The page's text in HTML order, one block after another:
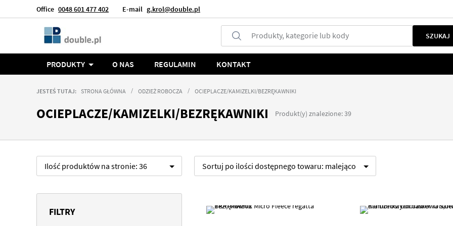
Office 0048 601 477 402 E-mail g.krol@double.pl
Język
Produkty, kategorie lub kody SZUKAJ
PRODUKTY O NAS REGULAMIN KONTAKT
JESTEŚ TUTAJ: STRONA GŁÓWNA ODZIEŻ ROBOCZA OCIEPLACZE/KAMIZELKI/BEZRĘKAWNIKI
OCIEPLACZE/KAMIZELKI/BEZRĘKAWNIKI Produkt(y) znalezione: 39
Ilość produktów na stronie: 36 Sortuj po ilości dostępnego towaru: malejąco
FILTRY